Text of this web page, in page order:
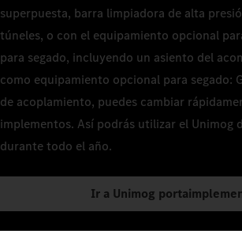
superpuesta, barra limpiadora de alta
túneles, o con el equipamiento opcional
para segado, incluyendo un asiento del
como equipamiento opcional para segado:
de acoplamiento, puedes cambiar
implementos. Así podrás utilizar el Unimog
durante todo el año.
Ir a Unimog